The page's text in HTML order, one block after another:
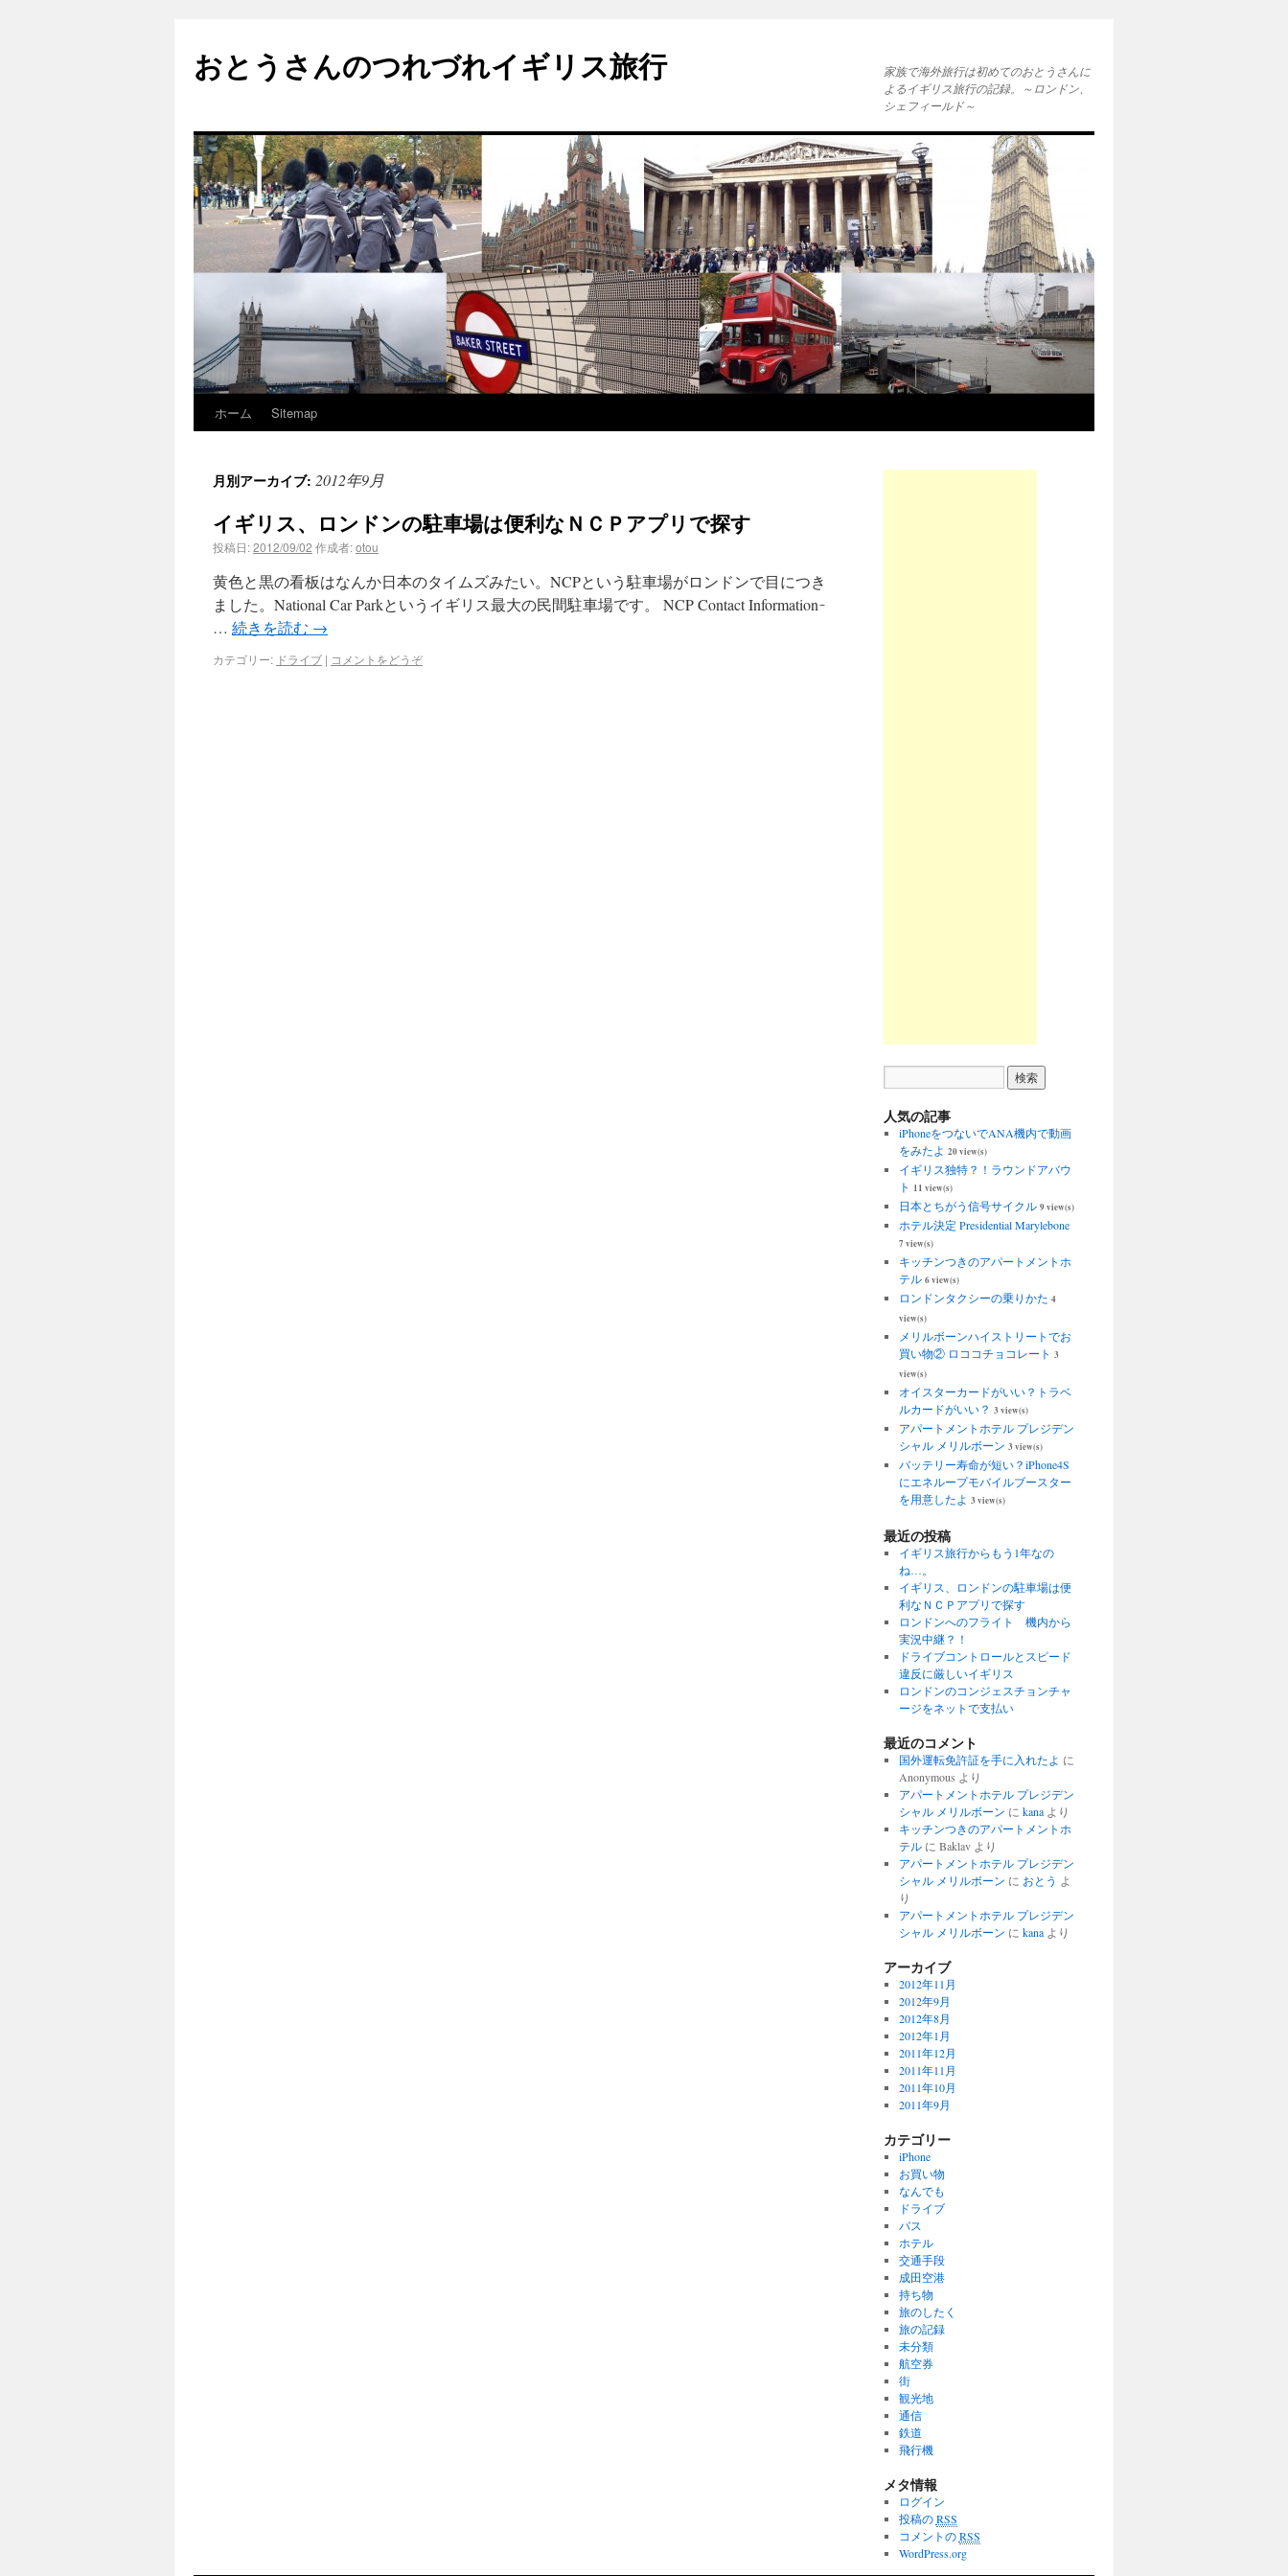
おとうさんのつれづれイギリス旅行
家族で海外旅行は初めてのおとうさんに
よるイギリス旅行の記録。～ロンドン、
シェフィールド～
ホーム Sitemap
月別アーカイブ: 2012年9月
イギリス、ロンドンの駐車場は便利なＮＣＰアプリで探す
投稿日:2012/09/02 作成者:otou
黄色と黒の看板はなんか日本のタイムズみたい。NCPという駐車場がロンドンで目につき
ました。National Car Parkというイギリス最大の民間駐車場です。 NCP Contact Information ̵
… 続きを読む →
カテゴリー: ドライブ | コメントをどうぞ
人気の記事
iPhoneをつないでANA機内で動画
をみたよ 20 view(s)
イギリス独特？！ラウンドアバウ
ト 11 view(s)
日本とちがう信号サイクル 9 view(s)
ホテル決定 Presidential Marylebone
7 view(s)
キッチンつきのアパートメントホ
テル 6 view(s)
ロンドンタクシーの乗りかた 4
view(s)
メリルボーンハイストリートでお
買い物② ロココチョコレート 3
view(s)
オイスターカードがいい？トラベ
ルカードがいい？ 3 view(s)
アパートメントホテル プレジデン
シャル メリルボーン 3 view(s)
バッテリー寿命が短い？iPhone4S
にエネループモバイルブースター
を用意したよ 3 view(s)
最近の投稿
イギリス旅行からもう1年なの
ね…。
イギリス、ロンドンの駐車場は便
利なＮＣＰアプリで探す
ロンドンへのフライト 機内から
実況中継？！
ドライブコントロールとスピード
違反に厳しいイギリス
ロンドンのコンジェスチョンチャ
ージをネットで支払い
最近のコメント
国外運転免許証を手に入れたよ に
Anonymous より
アパートメントホテル プレジデン
シャル メリルボーン に kanaより
キッチンつきのアパートメントホ
テルに Baklav より
アパートメントホテル プレジデン
シャル メリルボーン に おとう よ
り
アパートメントホテル プレジデン
シャル メリルボーン に kanaより
アーカイブ
2012年11月
2012年9月
2012年8月
2012年1月
2011年12月
2011年11月
2011年10月
2011年9月
カテゴリー
iPhone
お買い物
なんでも
ドライブ
バス
ホテル
交通手段
成田空港
持ち物
旅のしたく
旅の記録
未分類
航空券
街
観光地
通信
鉄道
飛行機
メタ情報
ログイン
投稿のRSS
コメントのRSS
WordPress.org